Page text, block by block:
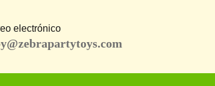
electrónico